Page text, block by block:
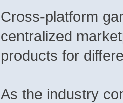
Cross-platform
centralized
products for
As the industry